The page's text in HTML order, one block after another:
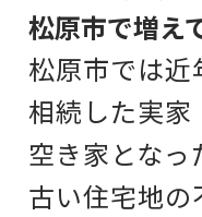
松原市で増え
松原市では近
相続した実家
空き家となっ
古い住宅地の